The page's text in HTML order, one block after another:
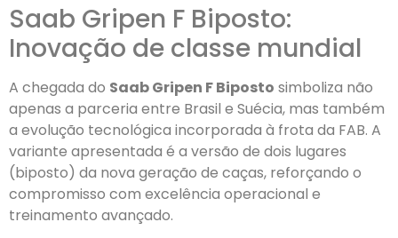
Saab Gripen F Biposto:
Inovação de classe mundial
A chegada do Saab Gripen F Biposto simboliza não
apenas a parceria entre Brasil e Suécia, mas também
a evolução tecnológica incorporada à frota da FAB. A
variante apresentada é a versão de dois lugares
(biposto) da nova geração de caças, reforçando o
compromisso com excelência operacional e
treinamento avançado.